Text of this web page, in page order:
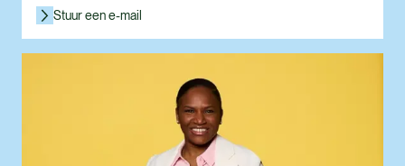
Stuur een e-mail